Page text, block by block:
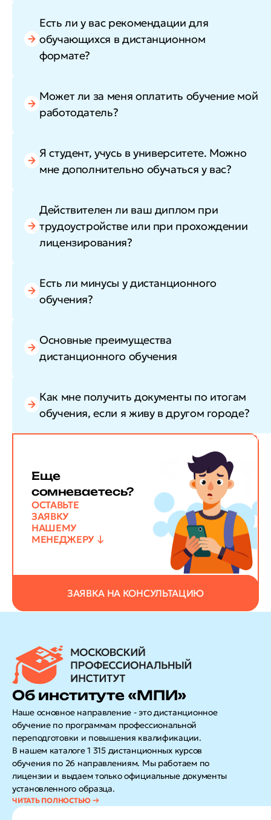
Есть ли у вас рекомендации для
обучающихся в дистанционном
формате?
Может ли за меня оплатить обучение мой
работодатель?
Я студент, учусь в университете. Можно
мне дополнительно обучаться у вас?
Действителен ли ваш диплом при
трудоустройстве или при прохождении
лицензирования?
Есть ли минусы у дистанционного
обучения?
Основные преимущества
дистанционного обучения
Как мне получить документы по итогам
обучения, если я живу в другом городе?
Еще
сомневаетесь?
ОСТАВЬТЕ
ЗАЯВКУ
НАШЕМУ
МЕНЕДЖЕРУ
ЗАЯВКА НА КОНСУЛЬТАЦИЮ
Об институте «МПИ»
Наше основное направление - это дистанционное
обучение по программам профессиональной
переподготовки и повышения квалификации.
В нашем каталоге 1 315 дистанционных курсов
обучения по 26 направлениям. Мы работаем по
лицензии и выдаем только официальные документы
установленного образца.